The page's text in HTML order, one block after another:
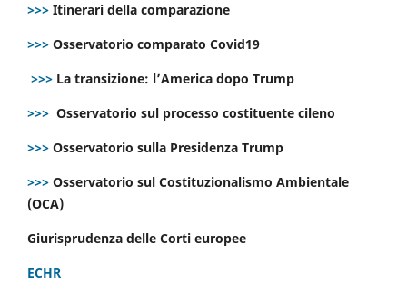
>>> Itinerari della comparazione
>>> Osservatorio comparato Covid19
>>> La transizione: l’America dopo Trump
>>> Osservatorio sul processo costituente cileno
>>> Osservatorio sulla Presidenza Trump
>>> Osservatorio sul Costituzionalismo Ambientale
(OCA)
Giurisprudenza delle Corti europee
ECHR